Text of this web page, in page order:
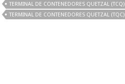
TERMINAL DE CONTENEDORES QUETZAL (TCQ)
TERMINAL DE CONTENEDORES QUETZAL (TQC)